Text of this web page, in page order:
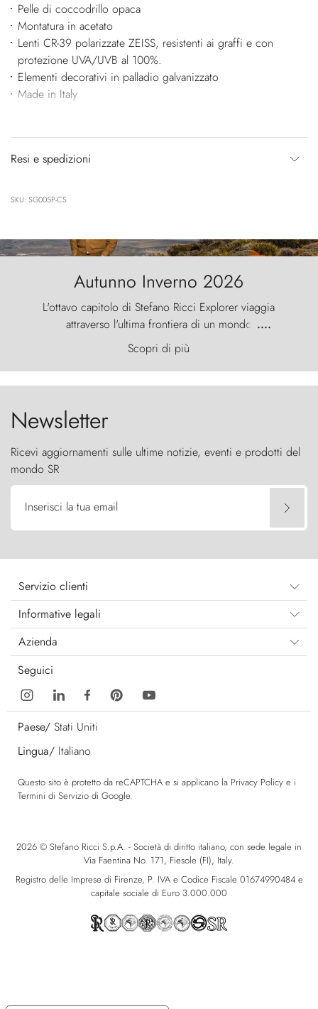
Pelle di coccodrillo opaca
Montatura in acetato
Lenti CR-39 polarizzate ZEISS, resistenti ai graffi e con
protezione UVA/UVB al 100%.
Elementi decorativi in palladio galvanizzato
Made in Italy
Resi e spedizioni
SKU: SG005P-CS
Autunno Inverno 2026
L'ottavo capitolo di Stefano Ricci Explorer viaggia
attraverso l'ultima frontiera di un mondo
primordiale, dove il vento scolpisce la natura con
furia ancestrale e le Torres del Paine sfidano il
cielo come sentinelle di pietra.
....
Scopri di più
Newsletter
Ricevi aggiornamenti sulle ultime notizie, eventi e prodotti del
mondo SR
Inserisci la tua email
Servizio clienti
Informative legali
Azienda
Seguici
Paese/ Stati Uniti
Lingua/ Italiano
Questo sito è protetto da reCAPTCHA e si applicano la Privacy Policy e i
Termini di Servizio di Google.
2026 © Stefano Ricci S.p.A. - Società di diritto italiano, con sede legale in
Via Faentina No. 171, Fiesole (FI), Italy.
Registro delle Imprese di Firenze, P. IVA e Codice Fiscale 01674990484 e
capitale sociale di Euro 3.000.000